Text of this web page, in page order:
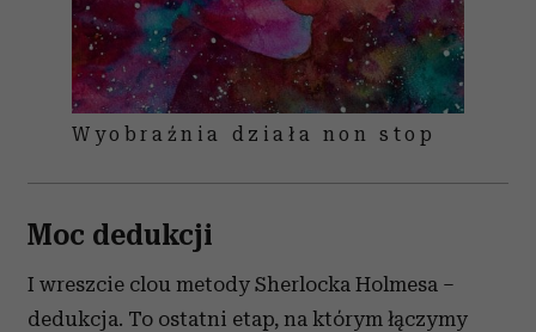
Wyobraźnia działa non stop
Moc dedukcji
I wreszcie clou metody Sherlocka Holmesa –
dedukcja. To ostatni etap, na którym łączymy